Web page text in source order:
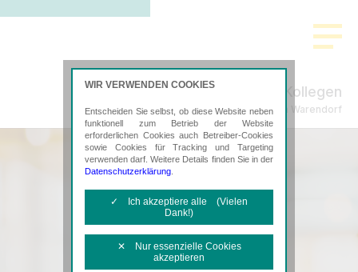
Pülm & Kollegen
Steuerberatung in Warendorf
WIR VERWENDEN COOKIES
Entscheiden Sie selbst, ob diese Website neben
funktionell zum Betrieb der Website
erforderlichen Cookies auch Betreiber-Cookies
sowie Cookies für Tracking und Targeting
verwenden darf. Weitere Details finden Sie in der
Datenschutzerklärung
✓ Ich akzeptiere alle (Vielen
Dank!)
✕ Nur essenzielle Cookies
akzeptieren